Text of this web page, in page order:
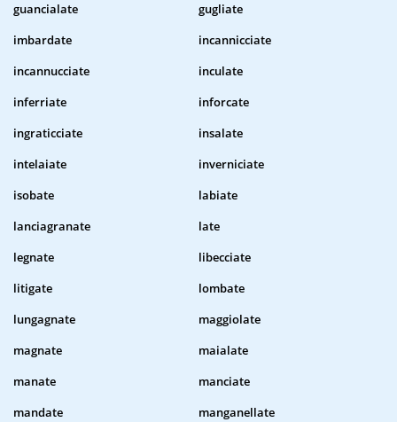
guancialate
gugliate
imbardate
incannicciate
incannucciate
inculate
inferriate
inforcate
ingraticciate
insalate
intelaiate
inverniciate
isobate
labiate
lanciagranate
late
legnate
libecciate
litigate
lombate
lungagnate
maggiolate
magnate
maialate
manate
manciate
mandate
manganellate